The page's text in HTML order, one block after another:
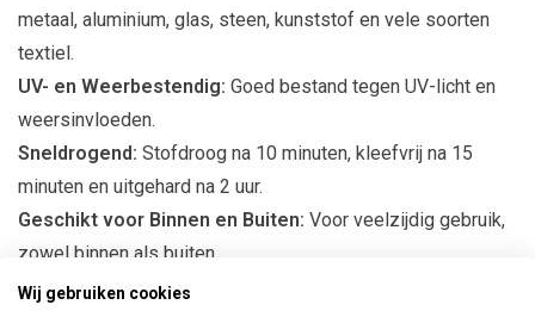
metaal, aluminium, glas, steen, kunststof en vele soorten
textiel.
UV- en Weerbestendig: Goed bestand tegen UV-licht en
weersinvloeden.
Sneldrogend: Stofdroog na 10 minuten, kleefvrij na 15
minuten en uitgehard na 2 uur.
Geschikt voor Binnen en Buiten: Voor veelzijdig gebruik,
zowel binnen als buiten.
Wij gebruiken cookies